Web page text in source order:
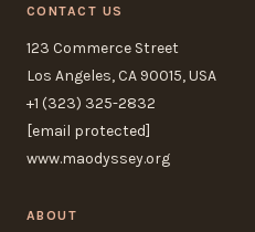
CONTACT US
123 Commerce Street
Los Angeles, CA 90015, USA
+1 (323) 325-2832
[email protected]
www.maodyssey.org
ABOUT